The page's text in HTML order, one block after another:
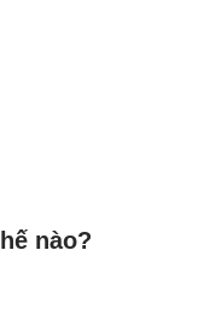
nào?